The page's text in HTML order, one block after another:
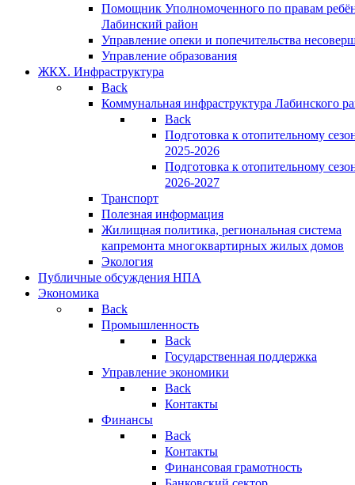
Помощник Уполномоченного по правам
Лабинский район
Управление опеки и попечительства
Управление образования
ЖКХ. Инфраструктура
Back
Коммунальная инфраструктура Лабинского
Back
Подготовка к отопительному
2025-2026
Подготовка к отопительному
2026-2027
Транспорт
Полезная информация
Жилищная политика, региональная система
капремонта многоквартирных жилых домов
Экология
Публичные обсуждения НПА
Экономика
Back
Промышленность
Back
Государственная поддержка
Управление экономики
Back
Контакты
Финансы
Back
Контакты
Финансовая грамотность